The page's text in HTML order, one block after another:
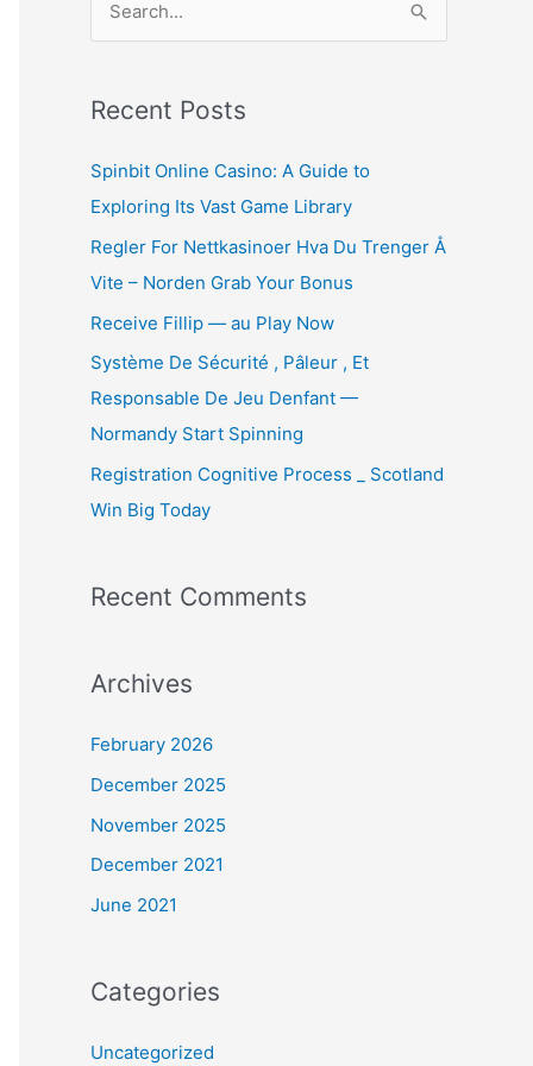
r
h
f
o
r
:
Recent Posts
Spinbit Online Casino: A Guide to
Exploring Its Vast Game Library
Regler For Nettkasinoer Hva Du Trenger Å
Vite – Norden Grab Your Bonus
Receive Fillip — au Play Now
Système De Sécurité , Pâleur , Et
Responsable De Jeu Denfant —
Normandy Start Spinning
Registration Cognitive Process _ Scotland
Win Big Today
Recent Comments
Archives
February 2026
December 2025
November 2025
December 2021
June 2021
Categories
Uncategorized